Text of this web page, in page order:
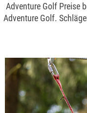
Adventure Golf Preise
Adventure Golf.